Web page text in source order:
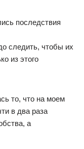
последствия
следить, чтобы их
из этого
то, что на моем
в два раза
а